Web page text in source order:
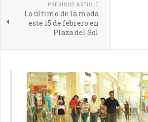
PREVIOUS ARTICLE
Lo último de la moda
este 15 de febrero en
Plaza del Sol